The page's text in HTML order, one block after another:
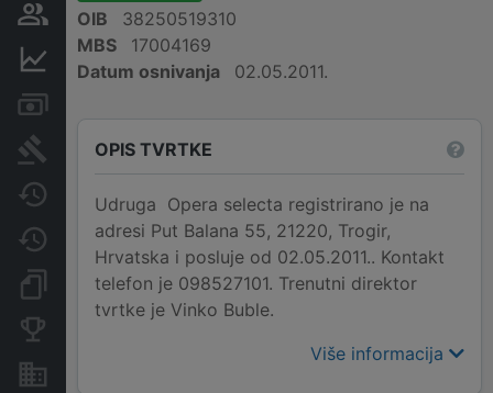
Osobe i vlasništvo
Sudske objave
Javne nabavke
Promjene
Dokumenti i objave
OIB
38250519310
MBS
17004169
Datum osnivanja
02.05.2011.
OPIS TVRTKE
Udruga Opera selecta registrirano je na
adresi Put Balana 55, 21220, Trogir,
Hrvatska i posluje od 02.05.2011.. Kontakt
telefon je 098527101. Trenutni direktor
tvrtke je Vinko Buble.
Više informacija